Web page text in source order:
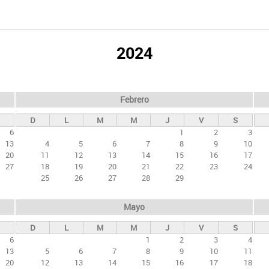
2024
6
13
20
27
Febrero
D L M M J V
S
1
2
3
4
5 6 7 8 9
10
11
12 13 14 15 16
17
18
19 20 21 22 23
24
25
26 27 28 29
6
13
20
Mayo
D L M M J V
S
1
2 3
4
5
6 7 8 9 10
11
12
13 14 15 16 17
18